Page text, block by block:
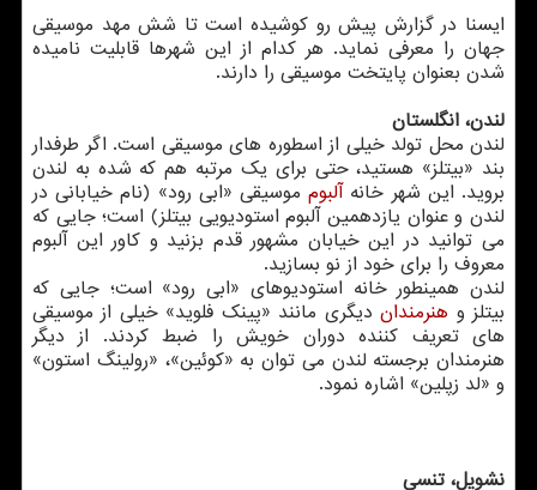
ایسنا در گزارش پیش رو کوشیده است تا شش مهد موسیقی
جهان را معرفی نماید. هر کدام از این شهرها قابلیت نامیده
شدن بعنوان پایتخت موسیقی را دارند.
لندن، انگلستان
لندن محل تولد خیلی از اسطوره های موسیقی است. اگر طرفدار
بند «بیتلز» هستید، حتی برای یک مرتبه هم که شده به لندن
بروید. این شهر خانهآلبومموسیقی «ابی رود» (نام خیابانی در
لندن و عنوان یازدهمین آلبوم استودیویی بیتلز) است؛ جایی که
می توانید در این خیابان مشهور قدم بزنید و کاور این آلبوم
معروف را برای خود از نو بسازید.
لندن همینطور خانه استودیوهای «ابی رود» است؛ جایی که
بیتلز و هنرمنداندیگری مانند «پینک فلوید» خیلی از موسیقی
های تعریف کننده دوران خویش را ضبط کردند. از دیگر
هنرمندان برجسته لندن می توان به «کوئین»، «رولینگ استون»
و «لد زپلین» اشاره نمود.
نشویل، تنسی